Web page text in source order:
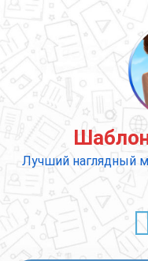
содержимому
Лучший наглядный